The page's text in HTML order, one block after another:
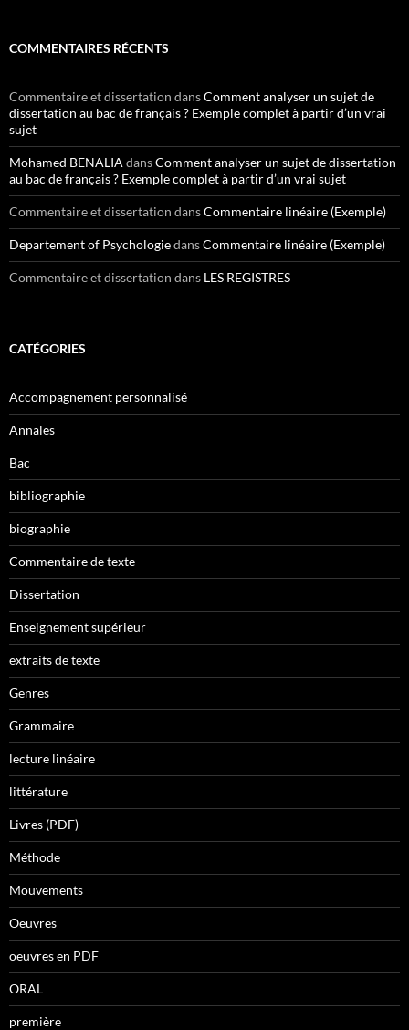
COMMENTAIRES RÉCENTS
Commentaire et dissertation dansComment analyser un sujet de
dissertation au bac de français ? Exemple complet à partir d’un vrai
sujet
Mohamed BENALIA dansComment analyser un sujet de dissertation
au bac de français ? Exemple complet à partir d’un vrai sujet
Commentaire et dissertation dansCommentaire linéaire (Exemple)
Departement of PsychologiedansCommentaire linéaire (Exemple)
Commentaire et dissertation dans LES REGISTRES
CATÉGORIES
Accompagnement personnalisé
Annales
Bac
bibliographie
biographie
Commentaire de texte
Dissertation
Enseignement supérieur
extraits de texte
Genres
Grammaire
lecture linéaire
littérature
Livres (PDF)
Méthode
Mouvements
Oeuvres
oeuvres en PDF
ORAL
première